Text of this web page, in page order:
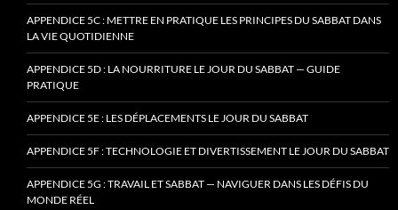
APPENDICE 5C : METTRE EN PRATIQUE LES PRINCIPES DU SABBAT DANS
LA VIE QUOTIDIENNE
APPENDICE 5D : LA NOURRITURE LE JOUR DU SABBAT — GUIDE
PRATIQUE
APPENDICE 5E : LES DÉPLACEMENTS LE JOUR DU SABBAT
APPENDICE 5F : TECHNOLOGIE ET DIVERTISSEMENT LE JOUR DU SABBAT
APPENDICE 5G : TRAVAIL ET SABBAT — NAVIGUER DANS LES DÉFIS DU
MONDE RÉEL